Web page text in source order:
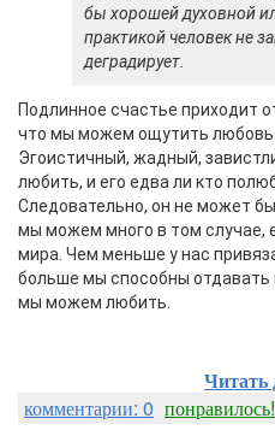
бы хорошей духовной
практикой человек не
деградирует.
Подлинное счастье приходит
что мы можем ощутить любовь
Эгоистичный, жадный,
любить, и его едва ли кто
Следовательно, он не может
мы можем много в том случае,
мира. Чем меньше у нас
больше мы способны отдавать
мы можем любить.
Читать
комментарии: 0 понравилось!